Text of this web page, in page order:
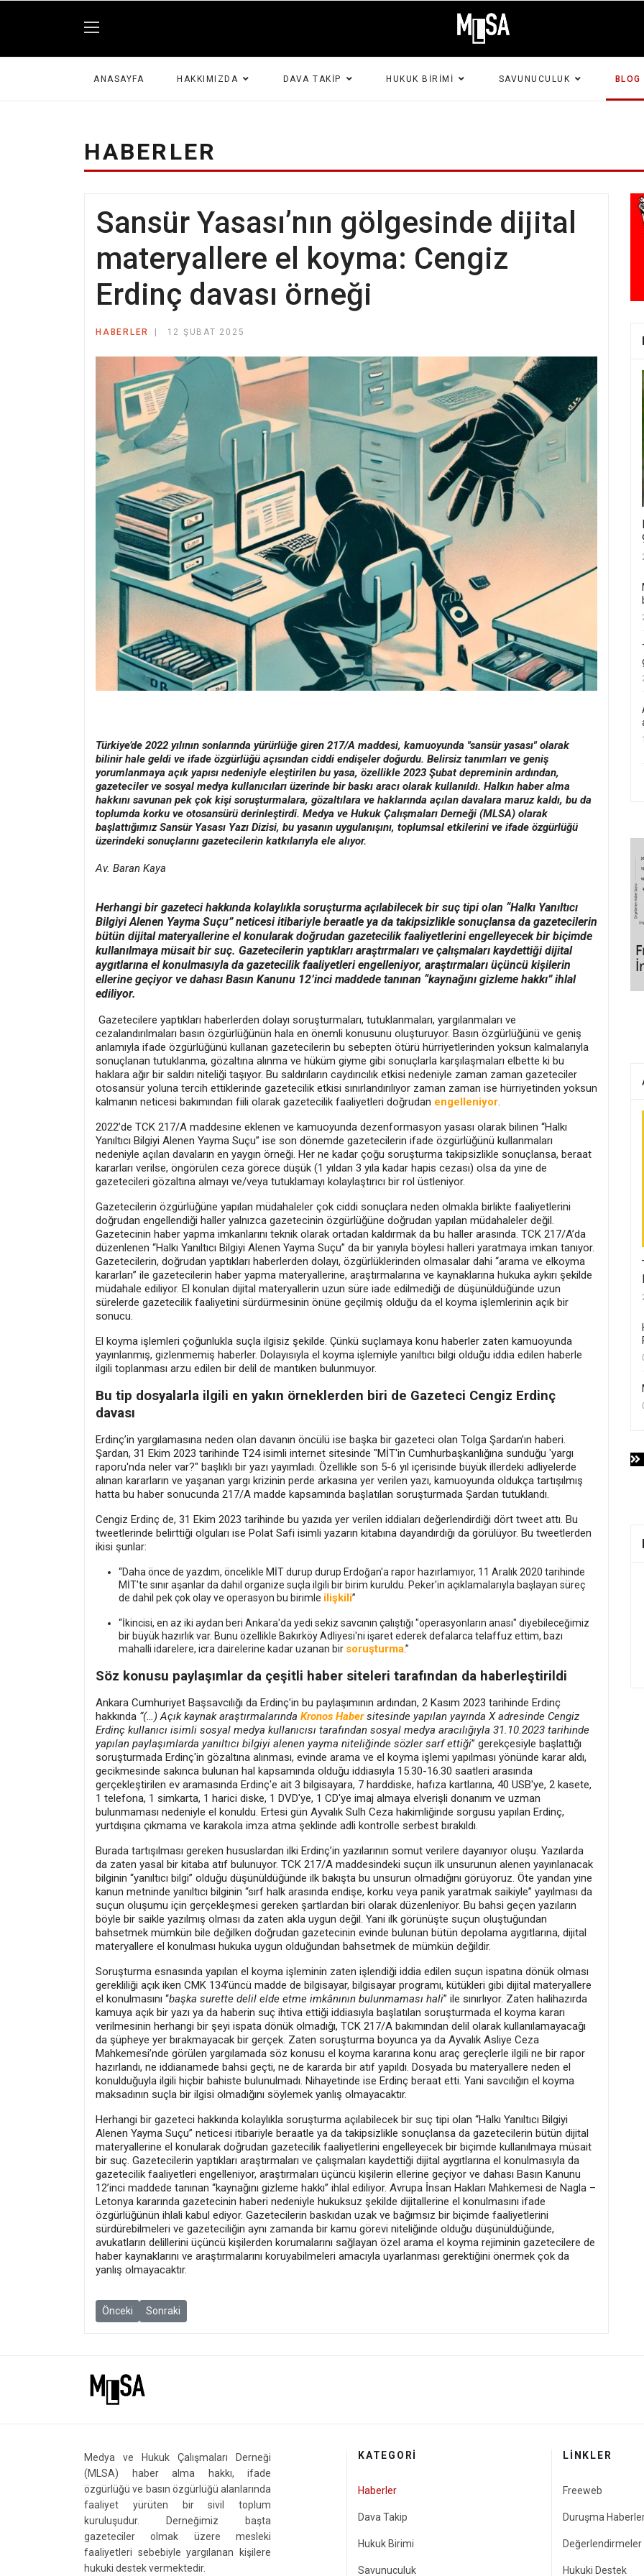
ANASAYFA HAKKIMIZDA DAVA TAKIP HUKUK BIRIMI SAVUNUCULUK BLOG
HABERLER
Sansür Yasası’nın gölgesinde dijital
materyallere el koyma: Cengiz
Erdinç davası örneği
HABERLER 12 ŞUBAT 2025
Türkiye’de 2022 yılının sonlarında yürürlüğe giren 217/A maddesi, kamuoyunda "sansür yasası" olarak
bilinir hale geldi ve ifade özgürlüğü açısından ciddi endişeler doğurdu. Belirsiz tanımları ve geniş
yorumlanmaya açık yapısı nedeniyle eleştirilen bu yasa, özellikle 2023 Şubat depreminin ardından,
gazeteciler ve sosyal medya kullanıcıları üzerinde bir baskı aracı olarak kullanıldı. Halkın haber alma
hakkını savunan pek çok kişi soruşturmalara, gözaltılara ve haklarında açılan davalara maruz kaldı, bu da
toplumda korku ve otosansürü derinleştirdi. Medya ve Hukuk Çalışmaları Derneği (MLSA) olarak
başlattığımız Sansür Yasası Yazı Dizisi, bu yasanın uygulanışını, toplumsal etkilerini ve ifade özgürlüğü
üzerindeki sonuçlarını gazetecilerin katkılarıyla ele alıyor.
Av. Baran Kaya
Herhangi bir gazeteci hakkında kolaylıkla soruşturma açılabilecek bir suç tipi olan “Halkı Yanıltıcı
Bilgiyi Alenen Yayma Suçu” neticesi itibariyle beraatle ya da takipsizlikle sonuçlansa da gazetecilerin
bütün dijital materyallerine el konularak doğrudan gazetecilik faaliyetlerini engelleyecek bir biçimde
kullanılmaya müsait bir suç. Gazetecilerin yaptıkları araştırmaları ve çalışmaları kaydettiği dijital
aygıtlarına el konulmasıyla da gazetecilik faaliyetleri engelleniyor, araştırmaları üçüncü kişilerin
ellerine geçiyor ve dahası Basın Kanunu 12’inci maddede tanınan “kaynağını gizleme hakkı” ihlal
ediliyor.
Gazetecilere yaptıkları haberlerden dolayı soruşturmaları, tutuklanmaları, yargılanmaları ve
cezalandırılmaları basın özgürlüğünün hala en önemli konusunu oluşturuyor. Basın özgürlüğünü ve geniş
anlamıyla ifade özgürlüğünü kullanan gazetecilerin bu sebepten ötürü hürriyetlerinden yoksun kalmalarıyla
sonuçlanan tutuklanma, gözaltına alınma ve hüküm giyme gibi sonuçlarla karşılaşmaları elbette ki bu
haklara ağır bir saldırı niteliği taşıyor. Bu saldırıların caydırıcılık etkisi nedeniyle zaman zaman gazeteciler
otosansür yoluna tercih ettiklerinde gazetecilik etkisi sınırlandırılıyor zaman zaman ise hürriyetinden yoksun
kalmanın neticesi bakımından fiili olarak gazetecilik faaliyetleri doğrudan engelleniyor.
2022’de TCK 217/A maddesine eklenen ve kamuoyunda dezenformasyon yasası olarak bilinen “Halkı
Yanıltıcı Bilgiyi Alenen Yayma Suçu” ise son dönemde gazetecilerin ifade özgürlüğünü kullanmaları
nedeniyle açılan davaların en yaygın örneği. Her ne kadar çoğu soruşturma takipsizlikle sonuçlansa, beraat
kararları verilse, öngörülen ceza görece düşük (1 yıldan 3 yıla kadar hapis cezası) olsa da yine de
gazetecileri gözaltına almayı ve/veya tutuklamayı kolaylaştırıcı bir rol üstleniyor.
Gazetecilerin özgürlüğüne yapılan müdahaleler çok ciddi sonuçlara neden olmakla birlikte faaliyetlerini
doğrudan engellendiği haller yalnızca gazetecinin özgürlüğüne doğrudan yapılan müdahaleler değil.
Gazetecinin haber yapma imkanlarını teknik olarak ortadan kaldırmak da bu haller arasında. TCK 217/A’da
düzenlenen “Halkı Yanıltıcı Bilgiyi Alenen Yayma Suçu” da bir yanıyla böylesi halleri yaratmaya imkan tanıyor.
Gazetecilerin, doğrudan yaptıkları haberlerden dolayı, özgürlüklerinden olmasalar dahi “arama ve elkoyma
kararları” ile gazetecilerin haber yapma materyallerine, araştırmalarına ve kaynaklarına hukuka aykırı şekilde
müdahale ediliyor. El konulan dijital materyallerin uzun süre iade edilmediği de düşünüldüğünde uzun
sürelerde gazetecilik faaliyetini sürdürmesinin önüne geçilmiş olduğu da el koyma işlemlerinin açık bir
sonucu.
El koyma işlemleri çoğunlukla suçla ilgisiz şekilde. Çünkü suçlamaya konu haberler zaten kamuoyunda
yayınlanmış, gizlenmemiş haberler. Dolayısıyla el koyma işlemiyle yanıltıcı bilgi olduğu iddia edilen haberle
ilgili toplanması arzu edilen bir delil de mantıken bulunmuyor.
Bu tip dosyalarla ilgili en yakın örneklerden biri de Gazeteci Cengiz Erdinç
davası
Erdinç’in yargılamasına neden olan davanın öncülü ise başka bir gazeteci olan Tolga Şardan’ın haberi.
Şardan, 31 Ekim 2023 tarihinde T24 isimli internet sitesinde "MİT'in Cumhurbaşkanlığına sunduğu 'yargı
raporu'nda neler var?" başlıklı bir yazı yayımladı. Özellikle son 5-6 yıl içerisinde büyük illerdeki adliyelerde
alınan kararların ve yaşanan yargı krizinin perde arkasına yer verilen yazı, kamuoyunda oldukça tartışılmış
hatta bu haber sonucunda 217/A madde kapsamında başlatılan soruşturmada Şardan tutuklandı.
Cengiz Erdinç de, 31 Ekim 2023 tarihinde bu yazıda yer verilen iddiaları değerlendirdiği dört tweet attı. Bu
tweetlerinde belirttiği olguları ise Polat Safi isimli yazarın kitabına dayandırdığı da görülüyor. Bu tweetlerden
ikisi şunlar:
“Daha önce de yazdım, öncelikle MİT durup durup Erdoğan'a rapor hazırlamıyor, 11 Aralık 2020 tarihinde
MİT'te sınır aşanlar da dahil organize suçla ilgili bir birim kuruldu. Peker'in açıklamalarıyla başlayan süreç
de dahil pek çok olay ve operasyon bu birimle ilişkili”
“İkincisi, en az iki aydan beri Ankara'da yedi sekiz savcının çalıştığı "operasyonların anası" diyebileceğimiz
bir büyük hazırlık var. Bunu özellikle Bakırköy Adliyesi'ni işaret ederek defalarca telaffuz ettim, bazı
mahalli idarelere, icra dairelerine kadar uzanan bir soruşturma.”
Söz konusu paylaşımlar da çeşitli haber siteleri tarafından da haberleştirildi
Ankara Cumhuriyet Başsavcılığı da Erdinç'in bu paylaşımının ardından, 2 Kasım 2023 tarihinde Erdinç
hakkında “(…) Açık kaynak araştırmalarında Kronos Habersitesinde yapılan yayında X adresinde Cengiz
Erdinç kullanıcı isimli sosyal medya kullanıcısı tarafından sosyal medya aracılığıyla 31.10.2023 tarihinde
yapılan paylaşımlarda yanıltıcı bilgiyi alenen yayma niteliğinde sözler sarf ettiği” gerekçesiyle başlattığı
soruşturmada Erdinç'in gözaltına alınması, evinde arama ve el koyma işlemi yapılması yönünde karar aldı,
gecikmesinde sakınca bulunan hal kapsamında olduğu iddiasıyla 15.30-16.30 saatleri arasında
gerçekleştirilen ev aramasında Erdinç'e ait 3 bilgisayara, 7 harddiske, hafıza kartlarına, 40 USB'ye, 2 kasete,
1 telefona, 1 simkarta, 1 harici diske, 1 DVD'ye, 1 CD'ye imaj almaya elverişli donanım ve uzman
bulunmaması nedeniyle el konuldu. Ertesi gün Ayvalık Sulh Ceza hakimliğinde sorgusu yapılan Erdinç,
yurtdışına çıkmama ve karakola imza atma şeklinde adli kontrolle serbest bırakıldı.
Burada tartışılması gereken hususlardan ilki Erdinç’in yazılarının somut verilere dayanıyor oluşu. Yazılarda
da zaten yasal bir kitaba atıf bulunuyor. TCK 217/A maddesindeki suçun ilk unsurunun alenen yayınlanacak
bilginin “yanıltıcı bilgi” olduğu düşünüldüğünde ilk bakışta bu unsurun olmadığını görüyoruz. Öte yandan yine
kanun metninde yanıltıcı bilginin “sırf halk arasında endişe, korku veya panik yaratmak saikiyle” yayılması da
suçun oluşumu için gerçekleşmesi gereken şartlardan biri olarak düzenleniyor. Bu bahsi geçen yazıların
böyle bir saikle yazılmış olması da zaten akla uygun değil. Yani ilk görünüşte suçun oluştuğundan
bahsetmek mümkün bile değilken doğrudan gazetecinin evinde bulunan bütün depolama aygıtlarına, dijital
materyallere el konulması hukuka uygun olduğundan bahsetmek de mümkün değildir.
Soruşturma esnasında yapılan el koyma işleminin zaten işlendiği iddia edilen suçun ispatına dönük olması
gerekliliği açık iken CMK 134’üncü madde de bilgisayar, bilgisayar programı, kütükleri gibi dijital materyallere
el konulmasını “başka surette delil elde etme imkânının bulunmaması hali” ile sınırlıyor. Zaten halihazırda
kamuya açık bir yazı ya da haberin suç ihtiva ettiği iddiasıyla başlatılan soruşturmada el koyma kararı
verilmesinin herhangi bir şeyi ispata dönük olmadığı, TCK 217/A bakımından delil olarak kullanılamayacağı
da şüpheye yer bırakmayacak bir gerçek. Zaten soruşturma boyunca ya da Ayvalık Asliye Ceza
Mahkemesi’nde görülen yargılamada söz konusu el koyma kararına konu araç gereçlerle ilgili ne bir rapor
hazırlandı, ne iddianamede bahsi geçti, ne de kararda bir atıf yapıldı. Dosyada bu materyallere neden el
konulduğuyla ilgili hiçbir bahiste bulunulmadı. Nihayetinde ise Erdinç beraat etti. Yani savcılığın el koyma
maksadının suçla bir ilgisi olmadığını söylemek yanlış olmayacaktır.
Herhangi bir gazeteci hakkında kolaylıkla soruşturma açılabilecek bir suç tipi olan “Halkı Yanıltıcı Bilgiyi
Alenen Yayma Suçu” neticesi itibariyle beraatle ya da takipsizlikle sonuçlansa da gazetecilerin bütün dijital
materyallerine el konularak doğrudan gazetecilik faaliyetlerini engelleyecek bir biçimde kullanılmaya müsait
bir suç. Gazetecilerin yaptıkları araştırmaları ve çalışmaları kaydettiği dijital aygıtlarına el konulmasıyla da
gazetecilik faaliyetleri engelleniyor, araştırmaları üçüncü kişilerin ellerine geçiyor ve dahası Basın Kanunu
12’inci maddede tanınan “kaynağını gizleme hakkı” ihlal ediliyor. Avrupa İnsan Hakları Mahkemesi de Nagla –
Letonya kararında gazetecinin haberi nedeniyle hukuksuz şekilde dijitallerine el konulmasını ifade
özgürlüğünün ihlali kabul ediyor. Gazetecilerin baskıdan uzak ve bağımsız bir biçimde faaliyetlerini
sürdürebilmeleri ve gazeteciliğin aynı zamanda bir kamu görevi niteliğinde olduğu düşünüldüğünde,
avukatların delillerini üçüncü kişilerden korumalarını sağlayan özel arama el koyma rejiminin gazetecilere de
haber kaynaklarını ve araştırmalarını koruyabilmeleri amacıyla uyarlanması gerektiğini önermek çok da
yanlış olmayacaktır.
Önceki makale: 10 Şubat haftası basın ve ifade özgürlüğü bülteni
Önceki Sonraki makale: Hrant Dink cinayeti davasında karar açıklandı: Sanıklara 10 yıldan müebbete kadar hapis
Sonraki
Medya ve Hukuk Çalışmaları Derneği
(MLSA) haber alma hakkı, ifade
özgürlüğü ve basın özgürlüğü alanlarında
faaliyet yürüten bir sivil toplum
kuruluşudur. Derneğimiz başta
gazeteciler olmak üzere mesleki
faaliyetleri sebebiyle yargılanan kişilere
hukuki destek vermektedir.
KATEGORI
Haberler
Dava Takip
Hukuk Birimi
Savunuculuk
LINKLER
Freeweb
Duruşma
Değerlendirmeler
Hukuki Destek